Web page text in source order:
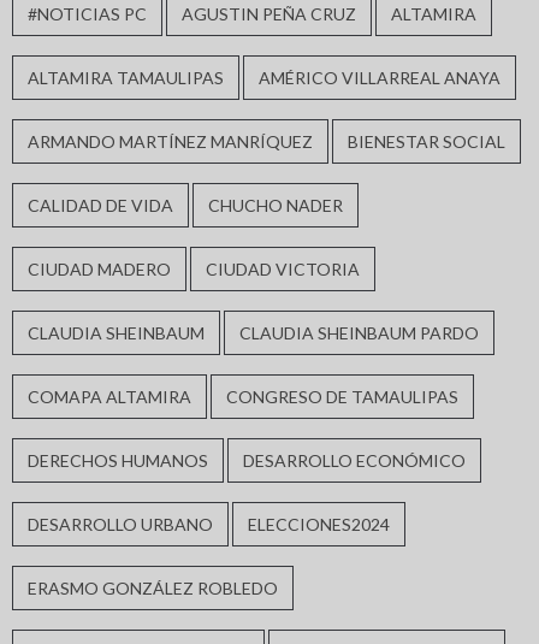
#NOTICIAS PC AGUSTIN PEÑA CRUZ ALTAMIRA
ALTAMIRA TAMAULIPAS AMÉRICO VILLARREAL ANAYA
ARMANDO MARTÍNEZ MANRÍQUEZ BIENESTAR SOCIAL
CALIDAD DE VIDA CHUCHO NADER
CIUDAD MADERO CIUDAD VICTORIA
CLAUDIA SHEINBAUM CLAUDIA SHEINBAUM PARDO
COMAPA ALTAMIRA CONGRESO DE TAMAULIPAS
DERECHOS HUMANOS DESARROLLO ECONÓMICO
DESARROLLO URBANO ELECCIONES2024
ERASMO GONZÁLEZ ROBLEDO